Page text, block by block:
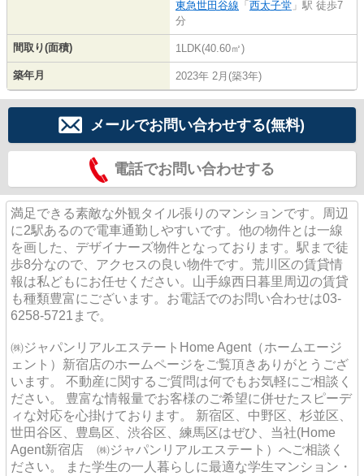
東急世田谷線 「 西太子堂 」駅 徒歩7
分
間取り(面積) 1LDK(40.60㎡)
築年月 2023年 2月(築3年)
メールでお問い合わせする(無料)
電話でお問い合わせする
満足できる素敵な外観タイル張りのマンションです。周辺
に2駅あるので電車通勤しやすいです。他の物件とは一線
を画した、デザイナーズ物件となっております。駅まで徒
歩8分なので、アクセスの良い物件です。荒川区の賃貸情
報は私どもにお任せください。山手線西日暮里周辺の賃貸
も種類豊富にございます。お電話でのお問い合わせは03-
6258-5721まで。
㈱ジャパンリアルエステートHome Agent（ホームエージ
ェント）新宿店のホームページをご覧頂きありがとうござ
います。 不動産に関するご質問は何でもお気軽にご相談く
ださい。 豊富な情報量でお客様のご希望に併せたスピーデ
ィな対応を心掛けております。 新宿区、中野区、杉並区、
世田谷区、豊島区、渋谷区、練馬区はぜひ、当社(Home
Agent新宿店 ㈱ジャパンリアルエステート）へご相談く
ださい。 また学生の一人暮らしに最適な学生マンション・